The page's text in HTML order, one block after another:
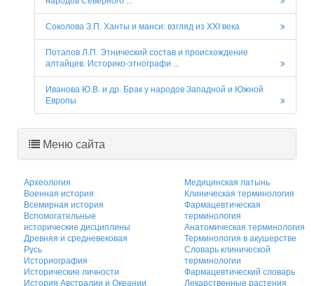
Соколова З.П. Ханты и манси: взгляд из XXI века
Потапов Л.П. Этнический состав и происхождение
алтайцев. Историко-этнографи ...
Иванова Ю.В. и др. Брак у народов Западной и Южной
Европы
Меню сайта
Археология
Военная история
Всемирная история
Вспомогательные
исторические дисциплины
Древняя и средневековая
Русь
Историография
Исторические личности
История Австралии и Океании
Медицинская латынь
Клиническая терминология
Фармацевтическая
терминология
Анатомическая терминология
Терминология в акушерстве
Словарь клинической
терминологии
Фармацевтический словарь
Лекарственные растения